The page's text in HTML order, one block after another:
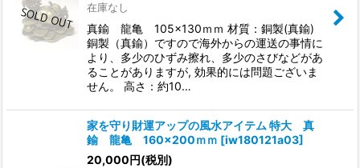
在庫なし
真鍮 龍亀 105×130ｍｍ 材質：銅製(真鍮)
銅製（真鍮）ですので海外からの運送の事情に
より、多少のひずみ擦れ、多少のさびなどがあ
ることがありますが, 効果的には問題ございま
せん。 高さ：約10…
家を守り財運アップの風水アイテム 特大 真
鍮 龍亀 160×200ｍｍ [iw180121a03]
20,000円(税別)